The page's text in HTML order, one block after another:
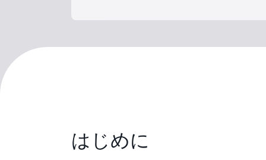
はじめに